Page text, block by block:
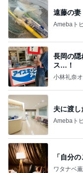
遠藤の妻
Amebaト
長岡の隠
ス…！
小林礼奈
夫に渡
Amebaト
「自分
ワタナベ